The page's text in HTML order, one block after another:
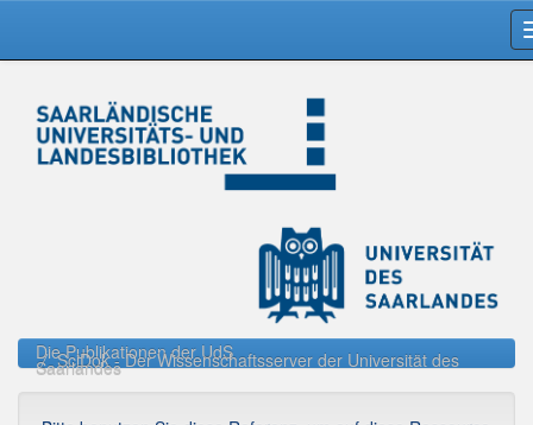
navigation
Die Publikationen der UdS
SciDok - Der Wissenschaftsserver der Universität des
Saarlandes